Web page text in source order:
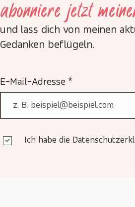
abonniere jetzt
und lass dich von meinen
Gedanken beflügeln.
E-Mail-Adresse
Ich habe die